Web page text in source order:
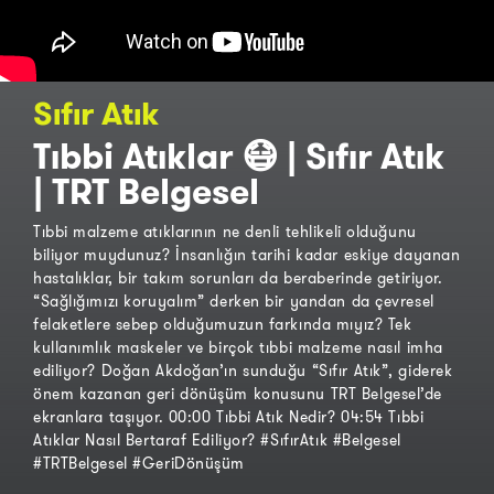
Sıfır Atık
Tıbbi Atıklar 😷 | Sıfır Atık
| TRT Belgesel
Tıbbi malzeme atıklarının ne denli tehlikeli olduğunu
biliyor muydunuz? İnsanlığın tarihi kadar eskiye dayanan
hastalıklar, bir takım sorunları da beraberinde getiriyor.
“Sağlığımızı koruyalım” derken bir yandan da çevresel
felaketlere sebep olduğumuzun farkında mıyız? Tek
kullanımlık maskeler ve birçok tıbbi malzeme nasıl imha
ediliyor? Doğan Akdoğan’ın sunduğu “Sıfır Atık”, giderek
önem kazanan geri dönüşüm konusunu TRT Belgesel’de
ekranlara taşıyor. 00:00 Tıbbi Atık Nedir? 04:54 Tıbbi
Atıklar Nasıl Bertaraf Ediliyor? #SıfırAtık #Belgesel
#TRTBelgesel #GeriDönüşüm